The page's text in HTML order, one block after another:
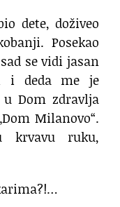
dete, doživeo
Posekao
se vidi jasan
i deda me je
Dom zdravlja
Milanovo“.
krvavu ruku,